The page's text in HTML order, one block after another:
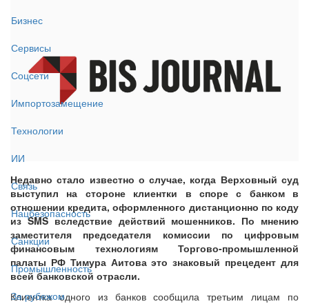
Бизнес
Сервисы
Соцсети
Импортозамещение
Технологии
ИИ
Связь
Нацбезопасность
Санкции
Промышленность
За рубежом
Недавно стало известно о случае, когда Верховный суд
выступил на стороне клиентки в споре с банком в
отношении кредита, оформленного дистанционно по коду
из SMS вследствие действий мошенников. По мнению
заместителя председателя комиссии по цифровым
финансовым технологиям Торгово-промышленной
палаты РФ Тимура Аитова это знаковый прецедент для
всей банковской отрасли.
Клиентка одного из банков сообщила третьим лицам по